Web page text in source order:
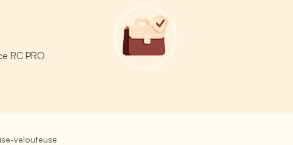
RC PRO
velouteuse